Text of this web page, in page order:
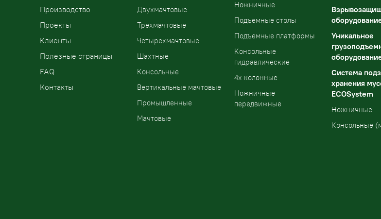
Производство
Проекты
Клиенты
Полезные страницы
FAQ
Контакты
Двухмачтовые
Трехмачтовые
Четырехмачтовые
Шахтные
Консольные
Вертикальные мачтовые
Промышленные
Мачтовые
Ножничные
Подъемные столы
Подъемные платформы
Консольные
гидравлические
4х колонные
Ножничные
передвижные
Уникальное
Система
хранения
ECOSystem
Ножничные
Консольные